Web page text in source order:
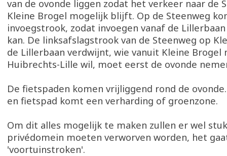
van de ovonde liggen zodat het verkeer naar de
Kleine Brogel mogelijk blijft. Op de Steenweg
invoegstrook, zodat invoegen vanaf de
kan. De linksafslagstrook van de Steenweg op
de Lillerbaan verdwijnt, wie vanuit Kleine Brogel
Huibrechts-Lille wil, moet eerst de ovonde
De fietspaden komen vrijliggend rond de
en fietspad komt een verharding of groenzone.
Om dit alles mogelijk te maken zullen er wel
privédomein moeten verworven worden, het
'voortuinstroken'.